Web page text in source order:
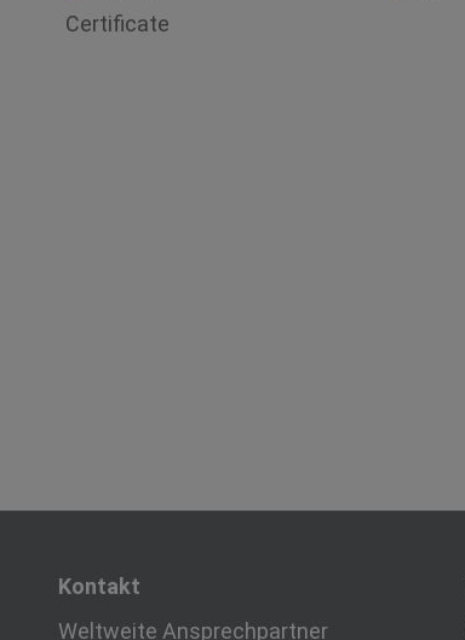
Kontakt
Weltweite Ansprechpartner